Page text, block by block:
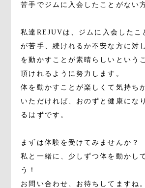
苦手でジムに入会したことがない
私達REJUVは、ジムに入会したこ
が苦手、続けれるか不安な方に対
を動かすことが素晴らしいという
頂けれるように努力します。
体を動かすことが楽しくて気持ち
いただければ、おのずと健康にな
るはずです。
まずは体験を受けてみませんか？
私と一緒に、少しずつ体を動かし
う！
お問い合わせ、お待ちしてますね。